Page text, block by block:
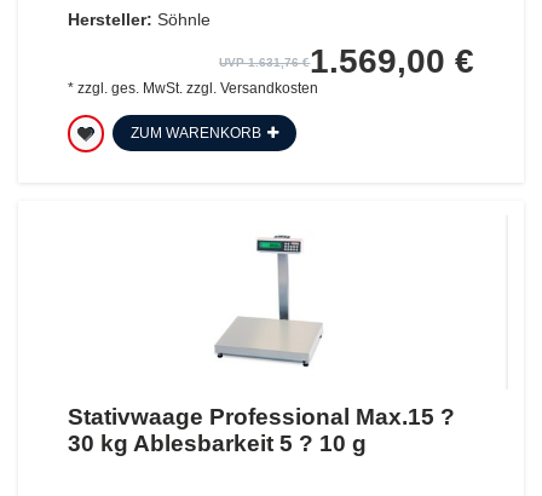
Hersteller: Söhnle
UVP 1.631,76 €1.569,00 €
* zzgl. ges. MwSt. zzgl. Versandkosten
ZUM WARENKORB
Stativwaage Professional Max.15 ?
30 kg Ablesbarkeit 5 ? 10 g